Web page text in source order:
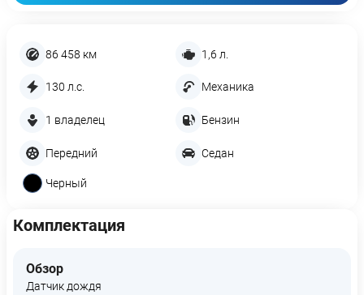
86 458 км 1,6 л.
130 л.с. Механика
1 владелец Бензин
Передний Седан
Черный
Комплектация
Обзор
Датчик дождя